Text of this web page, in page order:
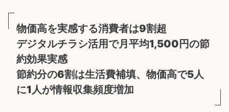
物価高を実感する消費者は9割超
デジタルチラシ活用で月平均1,500円の節
約効果実感
節約分の6割は生活費補填、物価高で5人
に1人が情報収集頻度増加